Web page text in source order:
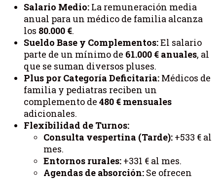
Salario Medio: La remuneración media
anual para un médico de familia alcanza
los 80.000 €.
Sueldo Base y Complementos:El salario
parte de un mínimo de 61.000 € anuales, al
que se suman diversos pluses.
Plus por Categoría Deficitaria: Médicos de
familia y pediatras reciben un
complemento de 480 € mensuales
adicionales.
Flexibilidad de Turnos:
Consulta vespertina (Tarde): +533 € al
mes.
Entornos rurales: +331 € al mes.
Agendas de absorción: Se ofrecen